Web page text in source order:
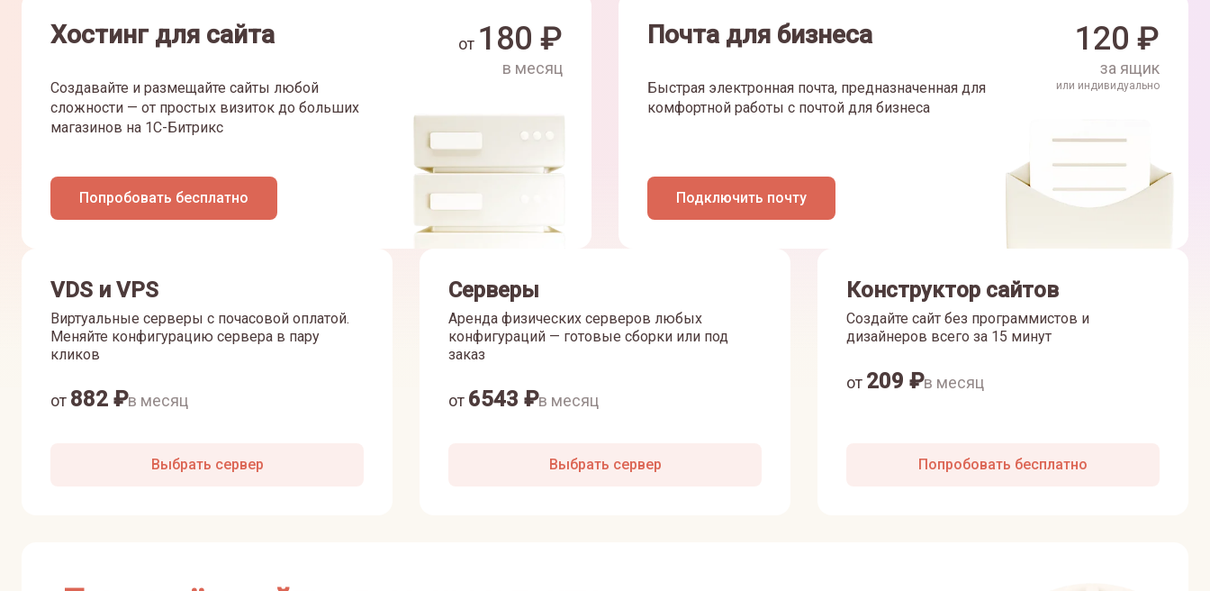
Хостинг для сайта
Создавайте и размещайте сайты любой
сложности — от простых визиток до больших
магазинов на 1С-Битрикс
Попробовать бесплатно
от 180 ₽
в месяц
Почта для бизнеса
Быстрая электронная почта, предназначенная для
комфортной работы с почтой для бизнеса
Подключить почту
120 ₽
за ящик
или индивидуально
VDS и VPS
Виртуальные серверы с почасовой оплатой.
Меняйте конфигурацию сервера в пару
кликов
от 882 ₽в месяц
Выбрать сервер
Серверы
Аренда физических серверов любых
конфигураций — готовые сборки или под
заказ
от 6543 ₽в месяц
Выбрать сервер
Конструктор сайтов
Создайте сайт без программистов и
дизайнеров всего за 15 минут
от 209 ₽в месяц
Попробовать бесплатно